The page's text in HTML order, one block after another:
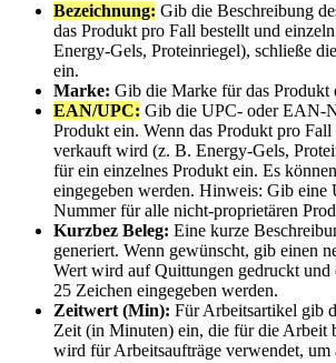
Bezeichnung: Gib die Beschreibung
das Produkt pro Fall bestellt und einzeln
Energy-Gels, Proteinriegel), schließe die
ein.
Marke: Gib die Marke für das Produkt
EAN/UPC: Gib die UPC- oder EAN-
Produkt ein. Wenn das Produkt pro Fall
verkauft wird (z. B. Energy-Gels,
für ein einzelnes Produkt ein. Es können
eingegeben werden. Hinweis: Gib eine
Nummer für alle nicht-proprietären
Kurzbez Beleg: Eine kurze
generiert. Wenn gewünscht, gib einen
Wert wird auf Quittungen gedruckt und
25 Zeichen eingegeben werden.
Zeitwert (Min): FürArbeitsartikel gib
Zeit (in Minuten) ein, die für dieArbeit
wird fürArbeitsaufträge verwendet, um